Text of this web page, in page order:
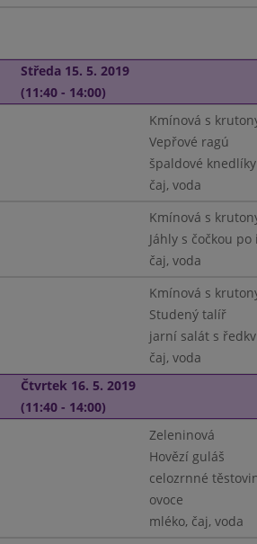
Středa 15. 5. 2019
(11:40 - 14:00)
Kmínová s
Vepřové ragú
špaldové knedlíky
čaj, voda
Kmínová s
Jáhly s čočkou
čaj, voda
Kmínová s
Studený talíř
jarní salát s
čaj, voda
Čtvrtek 16. 5. 2019
(11:40 - 14:00)
Zeleninová
Hovězí guláš
celozrnné
ovoce
mléko, čaj, voda